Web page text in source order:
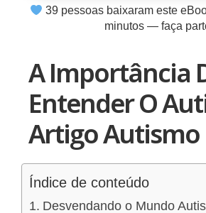
39pessoas baixaram este
minutos — faça
A Importância
Entender O
Artigo Autismo
Índice de conteúdo
Desvendando o Mundo